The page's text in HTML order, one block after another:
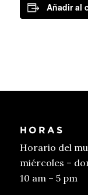
Añadir al
HORAS
Horario del
miércoles –
10 am – 5 pm